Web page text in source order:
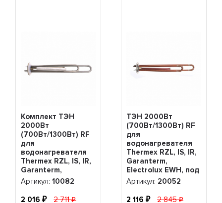
Комплект ТЭН
2000Вт
(700Вт/1300Вт) RF
для
водонагревателя
Thermex RZL, IS, IR,
Garanterm,
Electrolux EWH,
нерж. + анод +
прокладка, 10082
Артикул:10082
2 016 2 711
ТЭН 2000Вт
(700Вт/1300Вт) RF
для
водонагревателя
Thermex RZL, IS, IR,
Garanterm,
Electrolux EWH, под
анод М4, 20052
Артикул: 20052
2 116 2 845